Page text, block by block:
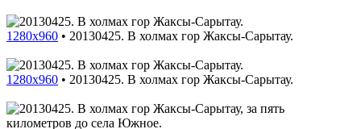
1280x960 • 20130425. В холмах гор Жаксы-Сарытау.
1280x960 • 20130425. В холмах гор Жаксы-Сарытау.